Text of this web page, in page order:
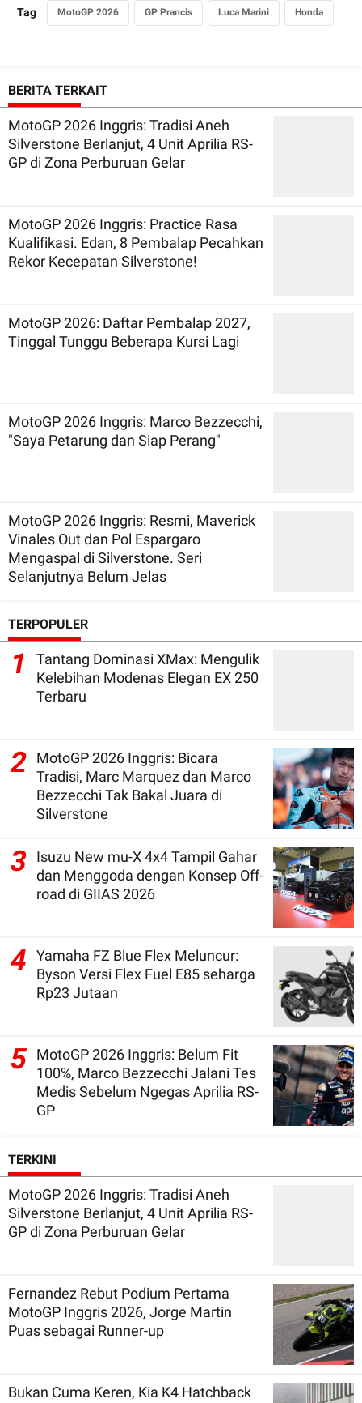
Tag MotoGP 2026 GP Prancis Luca Marini Honda
BERITA TERKAIT
MotoGP 2026 Inggris: Tradisi Aneh
Silverstone Berlanjut, 4 Unit Aprilia RS-
GP di Zona Perburuan Gelar
MotoGP 2026 Inggris: Practice Rasa
Kualifikasi. Edan, 8 Pembalap Pecahkan
Rekor Kecepatan Silverstone!
MotoGP 2026: Daftar Pembalap 2027,
Tinggal Tunggu Beberapa Kursi Lagi
MotoGP 2026 Inggris: Marco Bezzecchi,
"Saya Petarung dan Siap Perang"
MotoGP 2026 Inggris: Resmi, Maverick
Vinales Out dan Pol Espargaro
Mengaspal di Silverstone. Seri
Selanjutnya Belum Jelas
TERPOPULER
1
Tantang Dominasi XMax: Mengulik
Kelebihan Modenas Elegan EX 250
Terbaru
2
MotoGP 2026 Inggris: Bicara
Tradisi, Marc Marquez dan Marco
Bezzecchi Tak Bakal Juara di
Silverstone
3
Isuzu New mu-X 4x4 Tampil Gahar
dan Menggoda dengan Konsep Off-
road di GIIAS 2026
4
Yamaha FZ Blue Flex Meluncur:
Byson Versi Flex Fuel E85 seharga
Rp23 Jutaan
5 MotoGP 2026 Inggris: Belum Fit
100%, Marco Bezzecchi Jalani Tes
Medis Sebelum Ngegas Aprilia RS-
GP
TERKINI
MotoGP 2026 Inggris: Tradisi Aneh
Silverstone Berlanjut, 4 Unit Aprilia RS-
GP di Zona Perburuan Gelar
Fernandez Rebut Podium Pertama
MotoGP Inggris 2026, Jorge Martin
Puas sebagai Runner-up
Bukan Cuma Keren, Kia K4 Hatchback